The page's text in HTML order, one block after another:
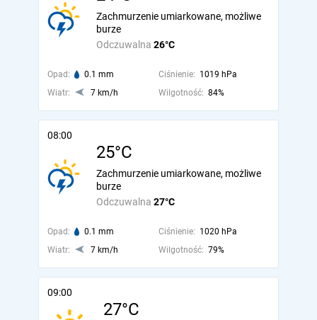
Odczuwalna 26°C
Zachmurzenie umiarkowane, możliwe
burze
Opad: 0.1 mm Ciśnienie: 1019 hPa
Wiatr:
7 km/h Wilgotność: 84%
08:00
25°C
Odczuwalna 27°C
Zachmurzenie umiarkowane, możliwe
burze
Opad: 0.1 mm Ciśnienie: 1020 hPa
Wiatr:
7 km/h Wilgotność: 79%
09:00
27°C